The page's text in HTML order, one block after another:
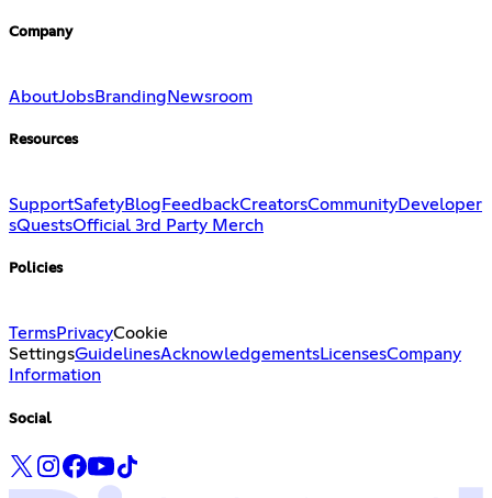
Company
AboutJobsBranding Newsroom
Resources
SupportSafetyBlog FeedbackCreatorsCommunityDeveloper
sQuestsOfficial 3rd Party Merch
Policies
TermsPrivacyCookie
SettingsGuidelinesAcknowledgementsLicensesCompany
Information
Social